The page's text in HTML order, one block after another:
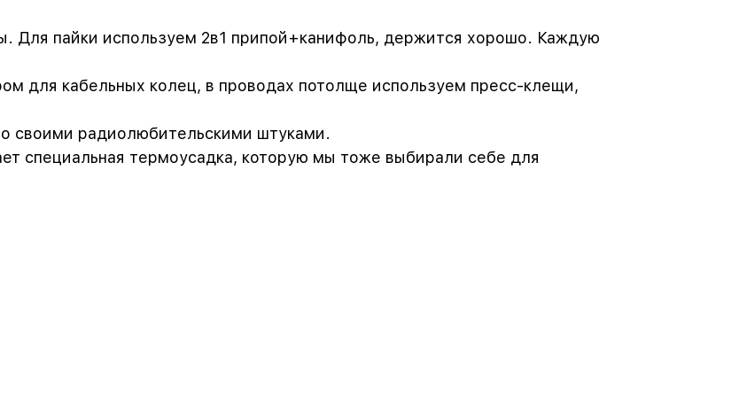
Для пайки используем 2в1 припой+канифоль, держится хорошо. Каждую
для кабельных колец, в проводах потолще используем пресс-клещи,
своими радиолюбительскими штуками.
специальная термоусадка, которую мы тоже выбирали себе для